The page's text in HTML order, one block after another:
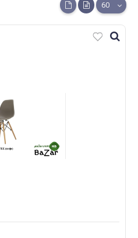
60